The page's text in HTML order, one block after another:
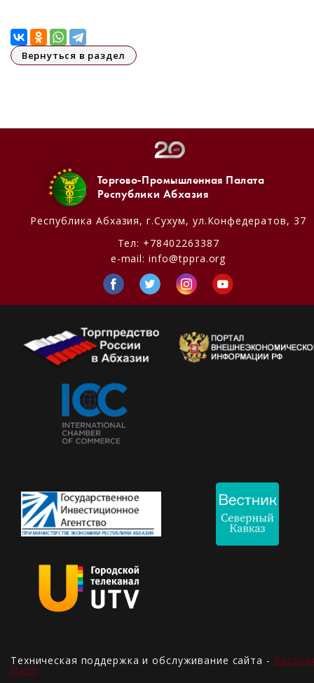
Вернуться в раздел
Торгово-Промышленная Палата
Республики Абхазия
Республика Абхазия, г.Сухум, ул.Конфедератов, 37
Тел: +78402263387
e-mail:info@tppra.org
Техническая поддержка и обслуживание сайта -
Нарт